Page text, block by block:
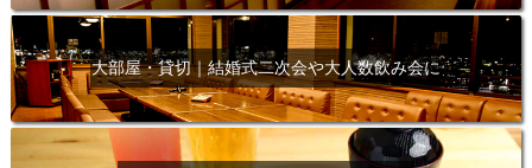
大部屋・貸切｜結婚式二次会や大人数飲み会に